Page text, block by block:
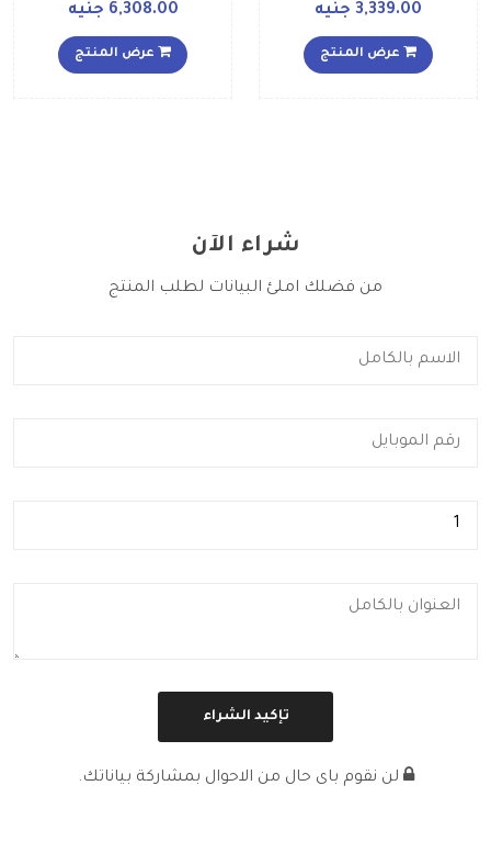
LTE باللون الأزرق إصدار
الشرق الأوسط
3,339.00 جنيه
عرض المنتج
LTE،لون أسود زجاجي
6,308.00 جنيه
عرض المنتج
شراء الآن
من فضلك املئ البيانات لطلب المنتج
لن نقوم باى حال من الاحوال بمشاركة بياناتك.